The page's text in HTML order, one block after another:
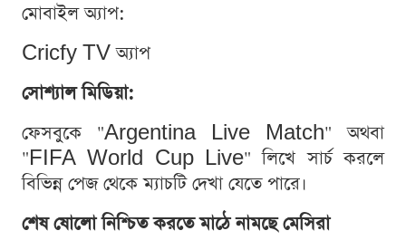
মোবাইল অ্যাপ:
Cricfy TV অ্যাপ
সোশ্যাল মিডিয়া:
ফেসবুকে "Argentina Live Match" অথবা
"FIFA World Cup Live" লিখে সার্চ করলে
বিভিন্ন পেজ থেকে ম্যাচটি দেখা যেতে পারে।
শেষ ষোলো নিশ্চিত করতে মাঠে নামছে মেসিরা